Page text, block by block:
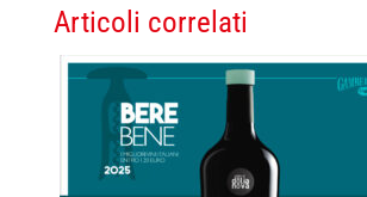
Articoli correlati